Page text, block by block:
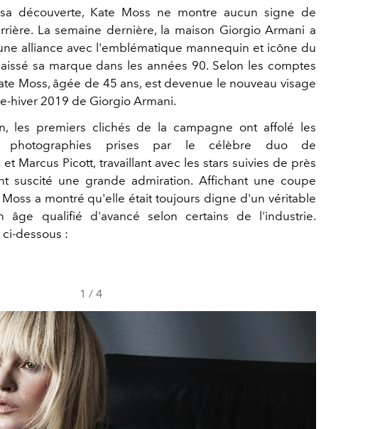
découverte, Kate Moss ne montre aucun signe de
La semaine dernière, la maison Giorgio Armani a
alliance avec l'emblématique mannequin et icône du
sa marque dans les années 90. Selon les comptes
Moss, âgée de 45 ans, est devenue le nouveau visage
hiver 2019 de Giorgio Armani.
les premiers clichés de la campagne ont affolé les
photographies prises par le célèbre duo de
Marcus Picott, travaillant avec les stars suivies de près
suscité une grande admiration. Affichant une coupe
a montré qu'elle était toujours digne d'un véritable
âge qualifié d'avancé selon certains de l'industrie.
dessous :
1 / 4